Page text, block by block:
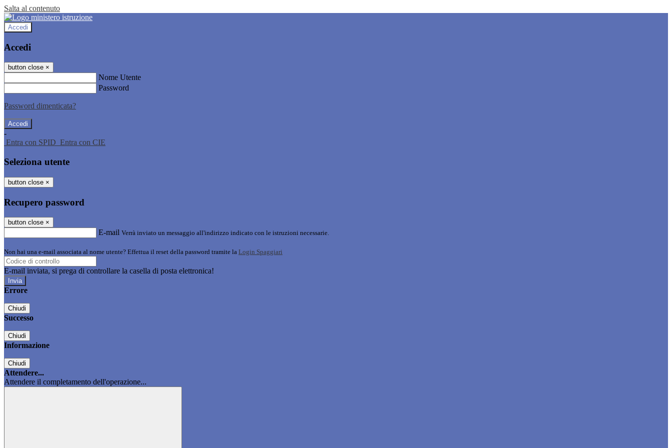
Salta al contenuto
Accedi
Accedi
button close ×
Nome Utente
Password
Password dimenticata?
-
Entra con SPID Entra con CIE
Seleziona utente
button close ×
Recupero password
button close ×
E-mail Verrà inviato un messaggio all'indirizzo indicato con le istruzioni necessarie.
Non hai una e-mail associata al nome utente? Effettua il reset della password tramite la Login Spaggiari
E-mail inviata, si prega di controllare la casella di posta elettronica!
Errore
Chiudi
Successo
Chiudi
Informazione
Chiudi
Attendere...
Attendere il completamento dell'operazione...